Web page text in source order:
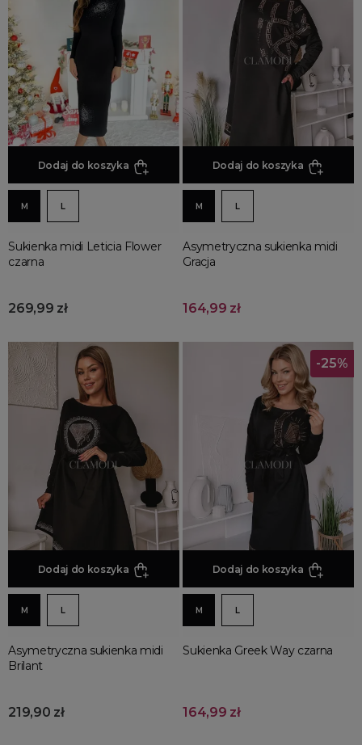
Jesienne Uroczystości
Zimowe Uroczystości
HOT SALE
Produkty Tygodnia
Różowy Październik
Black Friday
Cyber Monday
Black Week
Wyprzedaż noworoczna
Dodaj do koszyka
M L
Sukienka midi Leticia Flower
czarna
269,99 zł
Dodaj do koszyka
M L
Asymetryczna sukienka midi
Gracja
164,99 zł
Dodaj do koszyka
M L
Asymetryczna sukienka midi
Brilant
219,90 zł
Dodaj do koszyka
M L
Sukienka Greek Way czarna
164,99 zł
-25%